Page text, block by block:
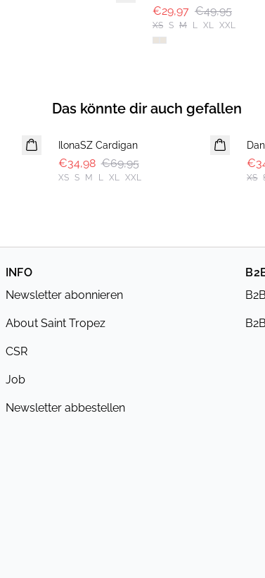
€29,97 €49,95
XS S M L XL XXL
Das könnte dir auch gefallen
-50%
IlonaSZ Cardigan
€34,98 €69,95
XS S M L XL XXL XS
INFO
Newsletter abonnieren
About Saint Tropez
CSR
Job
Newsletter abbestellen